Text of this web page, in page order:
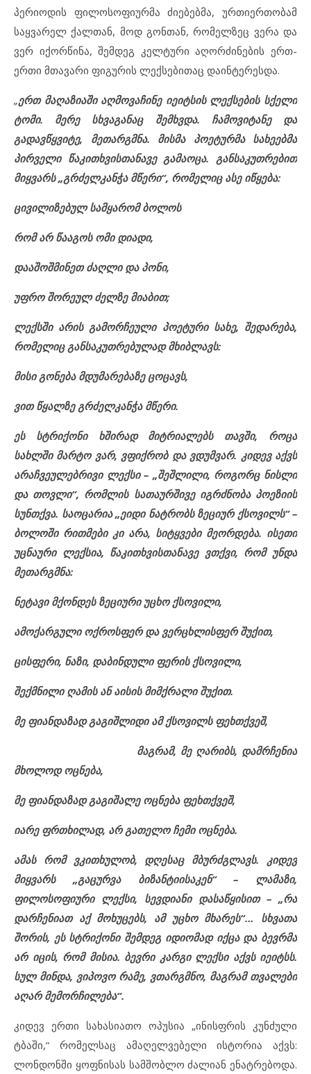
პერიოდის ფილოსოფიურმა ძიებებმა, ურთიერთობამ
საყვარელ ქალთან, მოდ გონთან, რომელზეც ვერა და
ვერ იქორწინა, შემდეგ კელტური აღორძინების ერთ-
ერთი მთავარი ფიგურის ლექსებითაც დაინტერესდა.
„ერთ მაღაზიაში აღმოვაჩინე იეიტსის ლექსების სქელი
ტომი. მერე სხვაგანაც შემხვდა. ჩამოვიტანე და
გადავწყვიტე, მეთარგმნა. მისმა პოეტურმა სახეებმა
პირველი წაკითხვისთანავე გამაოცა. განსაკუთრებით
მიყვარს „გრძელკანჭა მწერი“, რომელიც ასე იწყება:
ცივილიზებულ სამყარომ ბოლოს
რომ არ წააგოს ომი დიადი,
დააშოშმინეთ ძაღლი და პონი,
უფრო შორეულ ძელზე მიაბით;
ლექსში არის გამორჩეული პოეტური სახე, შედარება,
რომელიც განსაკუთრებულად მხიბლავს:
მისი გონება მდუმარებაზე ცოცავს,
ვით წყალზე გრძელკანჭა მწერი.
ეს სტრიქონი ხშირად მიტრიალებს თავში, როცა
სახლში მარტო ვარ, ვფიქრობ და ვდუმვარ. კიდევ აქვს
არაჩვეულებრივი ლექსი – „შეშლილი, როგორც ნისლი
და თოვლი“, რომლის სათაურშივე იგრძნობა პოეზიის
სუნთქვა. საოცარია „ეიდი ნატრობს ზეციურ ქსოვილს“ –
ბოლოში რითმები კი არა, სიტყვები მეორდება. ისეთი
უცნაური ლექსია, წაკითხვისთანავე ვთქვი, რომ უნდა
მეთარგმნა:
ნეტავი მქონდეს ზეციური უცხო ქსოვილი,
ამოქარგული ოქროსფერ და ვერცხლისფერ შუქით,
ცისფერი, ნაზი, დაბინდული ფერის ქსოვილი,
შექმნილი ღამის ან აისის მიმქრალი შუქით.
მე ფიანდაზად გაგიშლიდი ამ ქსოვილს ფეხთქვეშ,
მაგრამ, მე ღარიბს, დამრჩენია
მხოლოდ ოცნება,
მე ფიანდაზად გაგიშალე ოცნება ფეხთქვეშ,
იარე ფრთხილად, არ გათელო ჩემი ოცნება.
ამას რომ ვკითხულობ, დღესაც მბურძგლავს. კიდევ
მიყვარს „გაცურვა ბიზანტიისაკენ“ – ლამაზი,
ფილოსოფიური ლექსი, სევდიანი დასაწყისით – „რა
დარჩენიათ აქ მოხუცებს, ამ უცხო მხარეს“… სხვათა
შორის, ეს სტრიქონი შემდეგ იდიომად იქცა და ბევრმა
არ იცის, რომ მისია. ბევრი კარგი ლექსი აქვს იეიტსს.
სულ მინდა, ვიპოვო რამე, ვთარგმნო, მაგრამ თვალები
აღარ მემორჩილება“.
კიდევ ერთი სახასიათო ოპუსია „ინისფრის კუნძული
ტბაში,“ რომელსაც ამაღელვებელი ისტორია აქვს:
ლონდონში ყოფნისას სამშობლო ძალიან ენატრებოდა.